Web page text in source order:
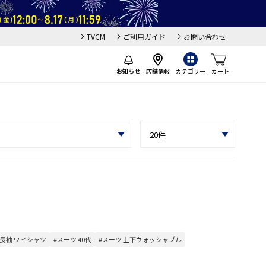
TVCM ご利用ガイド お問い合わせ
お知らせ 店舗情報 カテゴリー カート
袖 ワイシャツ #スーツ 40代 #スーツ 上下ウォッシャブル